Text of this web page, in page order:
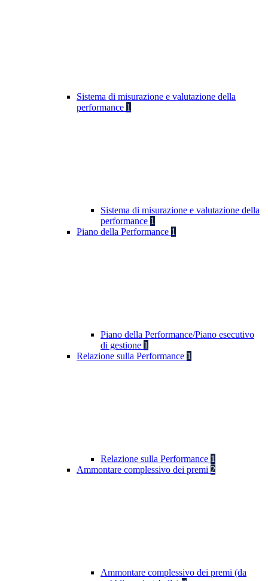
Sistema di misurazione e valutazione della
performance 1
Sistema di misurazione e valutazione della
performance 1
Piano della Performance 1
Piano della Performance/Piano esecutivo
di gestione 1
Relazione sulla Performance 1
Relazione sulla Performance 1
Ammontare complessivo dei premi 2
Ammontare complessivo dei premi (da